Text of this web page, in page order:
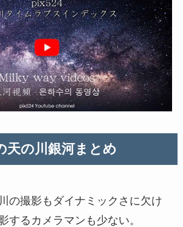
天の川銀河まとめ
の撮影もダイナミックさに欠け
するカメラマンも少ない。